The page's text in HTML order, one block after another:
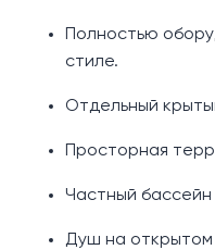
Полностью
стиле.
Отдельный
Просторная
Частный бассейн
Душ на открытом